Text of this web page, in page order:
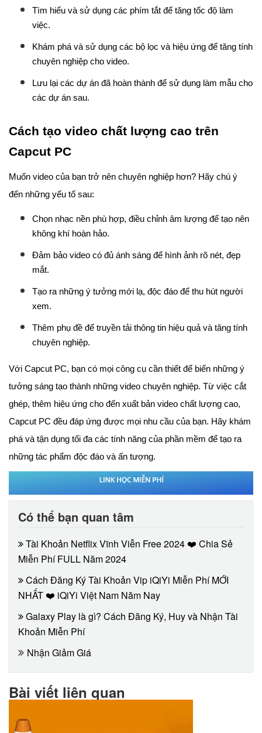
Tìm hiểu và sử dụng các phím tắt để tăng tốc độ làm
việc.
Khám phá và sử dụng các bộ lọc và hiệu ứng để tăng tính
chuyên nghiệp cho video.
Lưu lại các dự án đã hoàn thành để sử dụng làm mẫu cho
các dự án sau.
Cách tạo video chất lượng cao trên
Capcut PC
Muốn video của bạn trở nên chuyên nghiệp hơn? Hãy chú ý
đến những yếu tố sau:
Chọn nhạc nền phù hợp, điều chỉnh âm lượng để tạo nên
không khí hoàn hảo.
Đảm bảo video có đủ ánh sáng để hình ảnh rõ nét, đẹp
mắt.
Tạo ra những ý tưởng mới lạ, độc đáo để thu hút người
xem.
Thêm phụ đề để truyền tải thông tin hiệu quả và tăng tính
chuyên nghiệp.
Với Capcut PC, bạn có mọi công cụ cần thiết để biến những ý
tưởng sáng tạo thành những video chuyên nghiệp. Từ việc cắt
ghép, thêm hiệu ứng cho đến xuất bản video chất lượng cao,
Capcut PC đều đáp ứng được mọi nhu cầu của bạn. Hãy khám
phá và tận dụng tối đa các tính năng của phần mềm để tạo ra
những tác phẩm độc đáo và ấn tượng.
Có thể bạn quan tâm
Tài Khoản Netflix Vĩnh Viễn Free 2024 ❤️ Chia Sẻ
Miễn Phí FULL Năm 2024
Cách Đăng Ký Tài Khoản Vip iQiYi Miễn Phí MỚI
NHẤT ❤️ iQiYi Việt Nam Năm Nay
Galaxy Play là gì? Cách Đăng Ký, Huy và Nhận Tài
Khoản Miễn Phí
Nhận Giảm Giá
Bài viết liên quan